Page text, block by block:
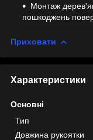
Монтаж
пошкоджень
Приховати
Характеристики
Основні
Тип
Довжина рукоятки